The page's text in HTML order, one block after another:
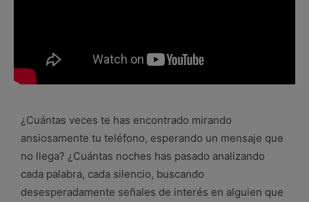
¿Cuántas veces te has encontrado mirando
ansiosamente tu teléfono, esperando un mensaje que
no llega? ¿Cuántas noches has pasado analizando
cada palabra, cada silencio, buscando
desesperadamente señales de interés en alguien que